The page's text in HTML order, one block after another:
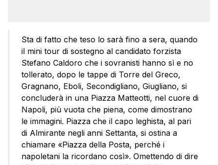
Sta di fatto che teso lo sarà fino a sera, quando
il mini tour di sostegno al candidato forzista
Stefano Caldoro che i sovranisti hanno sì e no
tollerato, dopo le tappe di Torre del Greco,
Gragnano, Eboli, Secondigliano, Giugliano, si
concluderà in una Piazza Matteotti, nel cuore di
Napoli, più vuota che piena, come dimostrano
le immagini. Piazza che il capo leghista, al pari
di Almirante negli anni Settanta, si ostina a
chiamare «Piazza della Posta, perché i
napoletani la ricordano così». Omettendo di dire